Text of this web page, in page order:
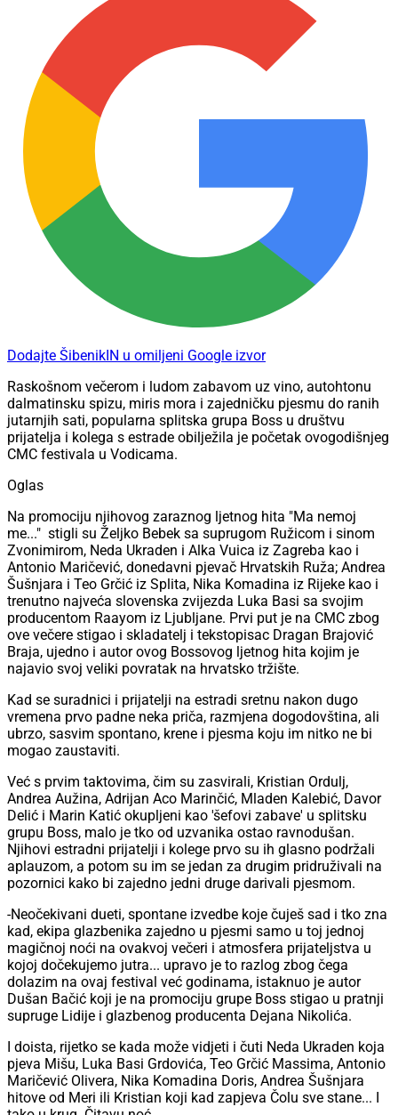
Dodajte ŠibenikIN u omiljeni Google izvor
Raskošnom večerom i ludom zabavom uz vino, autohtonu
dalmatinsku spizu, miris mora i zajedničku pjesmu do ranih
jutarnjih sati, popularna splitska grupa Boss u društvu
prijatelja i kolega s estrade obilježila je početak ovogodišnjeg
CMC festivala u Vodicama.
Oglas
Na promociju njihovog zaraznog ljetnog hita "Ma nemoj
me..." stigli su Željko Bebek sa suprugom Ružicom i sinom
Zvonimirom, Neda Ukraden i Alka Vuica iz Zagreba kao i
Antonio Maričević, donedavni pjevač Hrvatskih Ruža; Andrea
Šušnjara i Teo Grčić iz Splita, Nika Komadina iz Rijeke kao i
trenutno najveća slovenska zvijezda Luka Basi sa svojim
producentom Raayom iz Ljubljane. Prvi put je na CMC zbog
ove večere stigao i skladatelj i tekstopisac Dragan Brajović
Braja, ujedno i autor ovog Bossovog ljetnog hita kojim je
najavio svoj veliki povratak na hrvatsko tržište.
Kad se suradnici i prijatelji na estradi sretnu nakon dugo
vremena prvo padne neka priča, razmjena dogodovština, ali
ubrzo, sasvim spontano, krene i pjesma koju im nitko ne bi
mogao zaustaviti.
Već s prvim taktovima, čim su zasvirali, Kristian Ordulj,
Andrea Aužina, Adrijan Aco Marinčić, Mladen Kalebić, Davor
Delić i Marin Katić okupljeni kao 'šefovi zabave' u splitsku
grupu Boss, malo je tko od uzvanika ostao ravnodušan.
Njihovi estradni prijatelji i kolege prvo su ih glasno podržali
aplauzom, a potom su im se jedan za drugim pridruživali na
pozornici kako bi zajedno jedni druge darivali pjesmom.
-Neočekivani dueti, spontane izvedbe koje čuješ sad i tko zna
kad, ekipa glazbenika zajedno u pjesmi samo u toj jednoj
magičnoj noći na ovakvoj večeri i atmosfera prijateljstva u
kojoj dočekujemo jutra... upravo je to razlog zbog čega
dolazim na ovaj festival već godinama, istaknuo je autor
Dušan Bačić koji je na promociju grupe Boss stigao u pratnji
supruge Lidije i glazbenog producenta Dejana Nikolića.
I doista, rijetko se kada može vidjeti i čuti Neda Ukraden koja
pjeva Mišu, Luka Basi Grdovića, Teo Grčić Massima, Antonio
Maričević Olivera, Nika Komadina Doris, Andrea Šušnjara
hitove od Meri ili Kristian koji kad zapjeva Čolu sve stane... I